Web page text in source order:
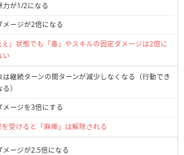
力が1/2になる
メージが2倍になる
」状態でも「毒」やスキルの固定ダメージは2倍に
い
は継続ターンの間ターンが減少しなくなる（行動でき
）
メージを3倍にする
受けると「麻痺」は解除される
メージが2.5倍になる